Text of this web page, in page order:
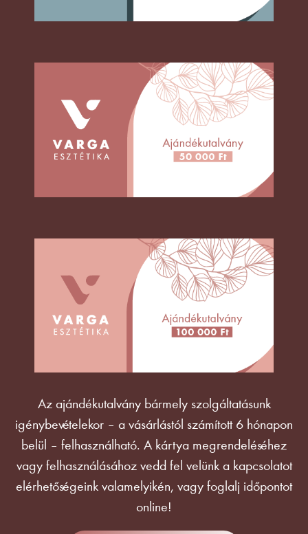
Az ajándékutalvány bármely szolgáltatásunk
igénybevételekor – a vásárlástól számított 6 hónapon
belül – felhasználható. A kártya megrendeléséhez
vagy felhasználásához vedd fel velünk a kapcsolatot
elérhetőségeink valamelyikén, vagy foglalj időpontot
online!